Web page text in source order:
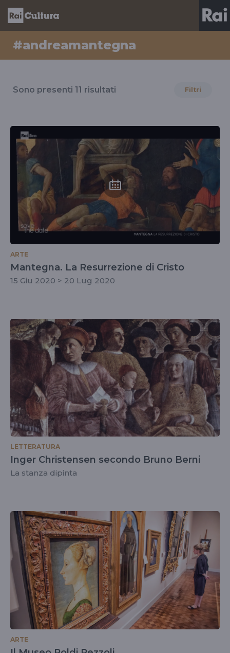
#andreamantegna
il
#andreamantegna
Sono presenti 11 risultati Filtri
ARTE
Mantegna. La Resurrezione di Cristo
15 Giu 2020 > 20 Lug 2020
LETTERATURA
Inger Christensen secondo Bruno Berni
La stanza dipinta
ARTE